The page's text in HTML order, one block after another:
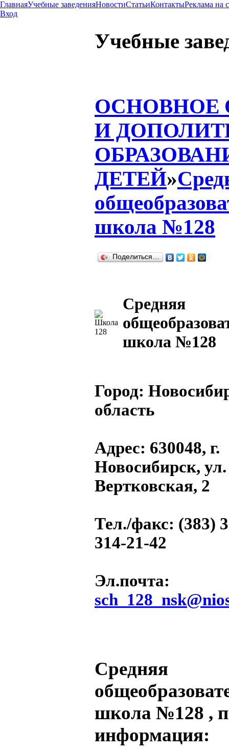
ГлавнаяУчебные заведенияНовостиСтатьиКонтактыРеклама на
Вход
Учебные
ОСНОВНОЕ
И
ДЕТЕЙ»
школа №128
Поделиться…
Средняя
школа №128
Город:
область
Адрес: 630048, г.
Новосибирск, ул.
Вертковская, 2
Тел./факс: (383)
314-21-42
Эл.почта:
Средняя
школа №128 ,
информация: